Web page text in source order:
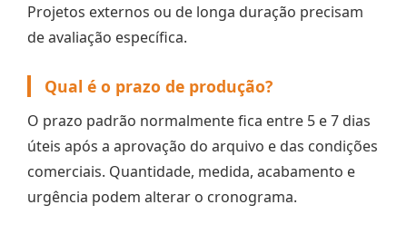
Projetos externos ou de longa duração precisam
de avaliação específica.
Qual é o prazo de produção?
O prazo padrão normalmente fica entre 5 e 7 dias
úteis após a aprovação do arquivo e das condições
comerciais. Quantidade, medida, acabamento e
urgência podem alterar o cronograma.